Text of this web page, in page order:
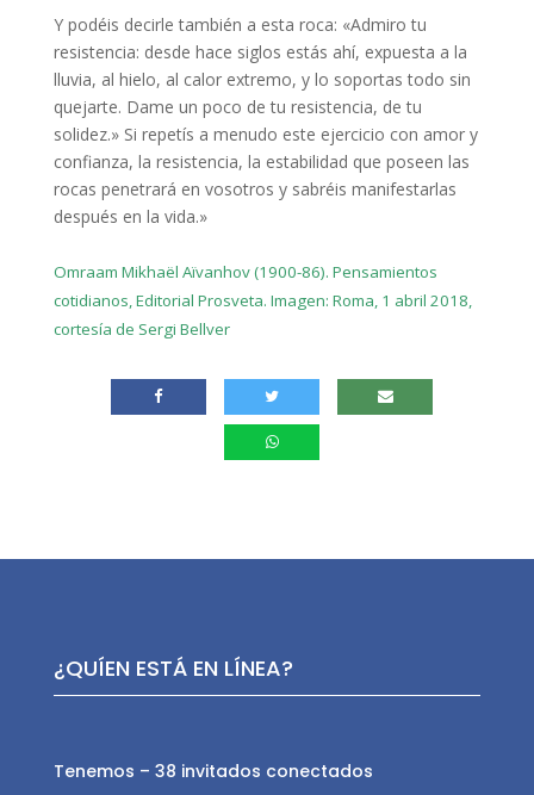
Y podéis decirle también a esta roca: «Admiro tu
resistencia: desde hace siglos estás ahí, expuesta a la
lluvia, al hielo, al calor extremo, y lo soportas todo sin
quejarte. Dame un poco de tu resistencia, de tu
solidez.» Si repetís a menudo este ejercicio con amor y
confianza, la resistencia, la estabilidad que poseen las
rocas penetrará en vosotros y sabréis manifestarlas
después en la vida.»
Omraam Mikhaël Aïvanhov (1900-86). Pensamientos
cotidianos, Editorial Prosveta. Imagen: Roma, 1 abril 2018,
cortesía de Sergi Bellver
¿QUÍEN ESTÁ EN LÍNEA?
Tenemos – 38 invitados conectados